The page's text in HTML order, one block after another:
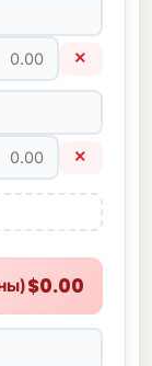
×
×
$0.00